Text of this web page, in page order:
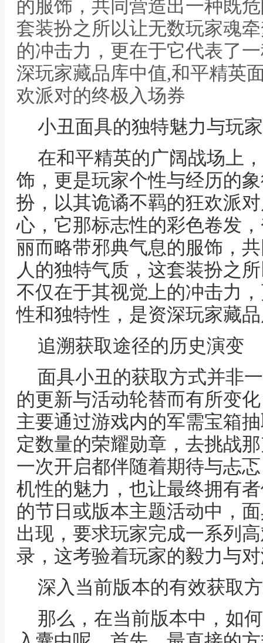
的服饰，共同营造出一种既
套装扮之所以让无数玩家魂
的冲击力，更在于它代表了
深玩家藏品库中值,和平精英
欢派对的终极入场券
小丑面具的独特魅力与玩
在和平精英的广阔战场上
饰，更是玩家个性与经历的
扮，以其诡谲不羁的狂欢派
心，它那标志性的彩色卷发
丽而略带邪典气息的服饰，
人的独特气质，这套装扮之
不仅在于其视觉上的冲击力
性和独特性，是资深玩家藏
追溯获取途径的历史演变
面具小丑的获取方式并非
的更新与活动轮替而有所变
主要通过游戏内的军需宝箱
定数量的荣耀勋章，去挑战
一次开启都伴随着期待与忐
机性的魅力，也让最终拥有
的节日或版本主题活动中，
出现，要求玩家完成一系列
录，这考验着玩家的毅力与
深入当前版本的有效获取
那么，在当前版本中，如